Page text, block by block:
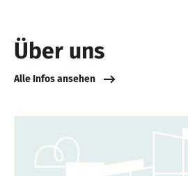
Über uns
Alle Infos ansehen